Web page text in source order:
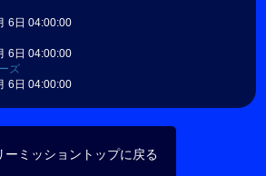
6日 04:00:00
6日 04:00:00
ズ
6日 04:00:00
ーミッショントップに戻る